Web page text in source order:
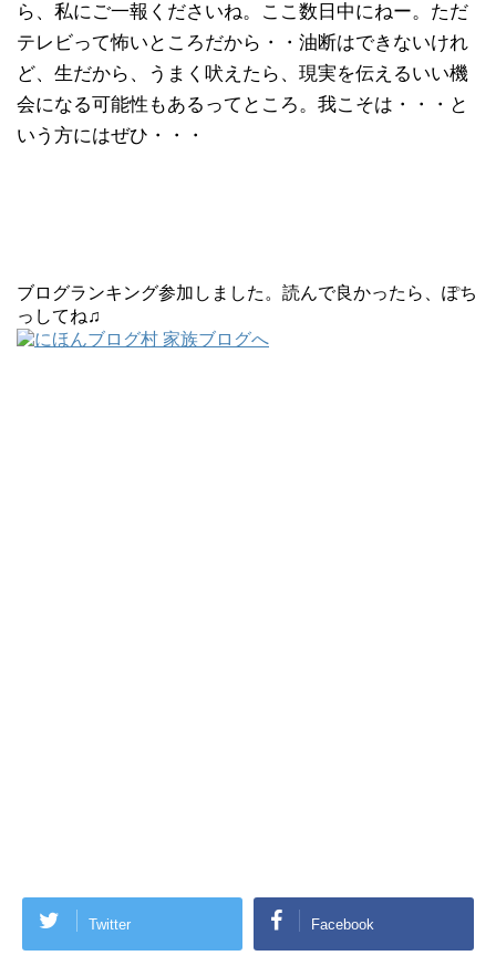
ら、私にご一報くださいね。ここ数日中にねー。ただ
テレビって怖いところだから・・油断はできないけれ
ど、生だから、うまく吠えたら、現実を伝えるいい機
会になる可能性もあるってところ。我こそは・・・と
いう方にはぜひ・・・
ブログランキング参加しました。読んで良かったら、ぽち
っしてね♫
Twitter Facebook